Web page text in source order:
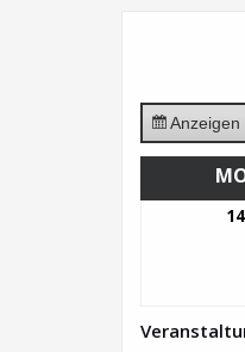
Anzeigen